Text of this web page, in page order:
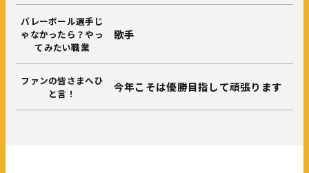
バレーボール選手じ
ゃなかったら？やっ
てみたい職業
歌手
ファンの皆さまへひ
と言！
今年こそは優勝目指して頑張ります